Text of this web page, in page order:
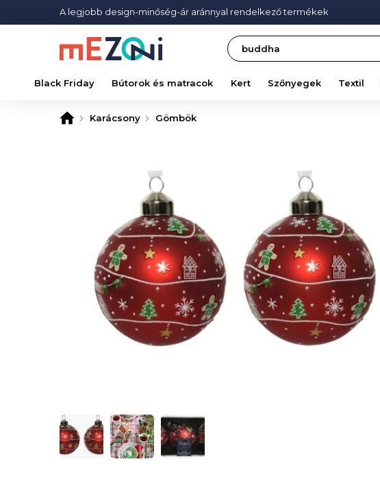
A legjobb design-minőség-ár aránnyal rendelkező termékek
Search
Black Friday Bútorok és matracok Kert Szőnyegek Textil
Karácsony Gömbök